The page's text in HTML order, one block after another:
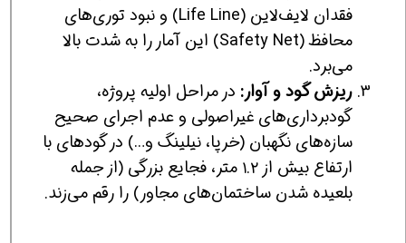
فقدان لایف‌لاین (Life Line) و نبود توری‌های
محافظ (Safety Net) این آمار را به شدت بالا
می‌برد.
ریزش گود و آوار: در مراحل اولیه پروژه،
گودبرداری‌های غیراصولی و عدم اجرای صحیح
سازه‌های نگهبان (خرپا، نیلینگ و…) در گودهای با
ارتفاع بیش از ۱.۲ متر، فجایع بزرگی (از جمله
بلعیده شدن ساختمان‌های مجاور) را رقم می‌زند.